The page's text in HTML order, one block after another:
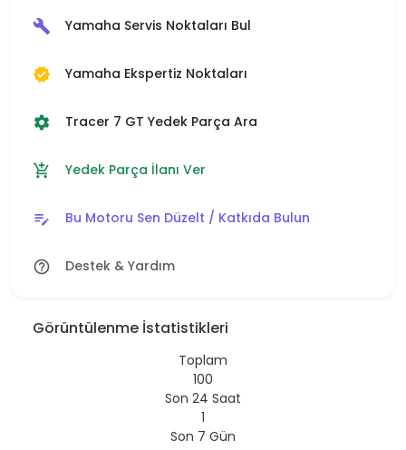
build Yamaha Servis Noktaları Bul
verified Yamaha Ekspertiz Noktaları
settings Tracer 7 GT Yedek Parça Ara
add_shopping_cart Yedek Parça İlanı Ver
edit_note Bu Motoru Sen Düzelt / Katkıda Bulun
help_outline Destek & Yardım
Görüntülenme İstatistikleri
Toplam
100
Son 24 Saat
1
Son 7 Gün